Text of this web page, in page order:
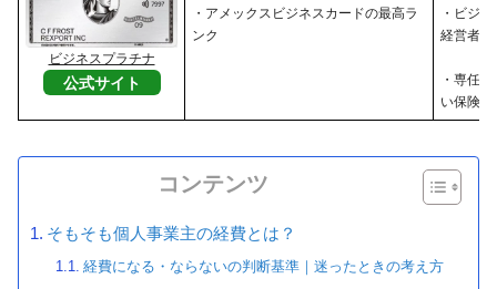
ビジネスプラチナ
公式サイト
・アメックスビジネスカードの最高ラ
ンク
・ビジ
経営者
・専任
い保険
コンテンツ
そもそも個人事業主の経費とは？
経費になる・ならないの判断基準｜迷ったときの考え方